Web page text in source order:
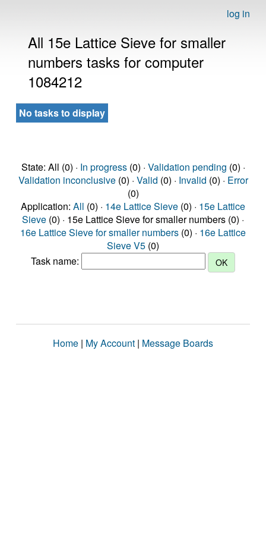
log in
All 15e Lattice Sieve for smaller
numbers tasks for computer
1084212
No tasks to display
State: All (0) · In progress(0) · Validation pending (0) ·
Validation inconclusive(0) · Valid (0) · Invalid (0) · Error
(0)
Application: All (0) · 14e Lattice Sieve (0) · 15e Lattice
Sieve (0) · 15e Lattice Sieve for smaller numbers (0) ·
16e Lattice Sieve for smaller numbers (0) · 16e Lattice
Sieve V5 (0)
Task name:
Home | My Account | Message Boards